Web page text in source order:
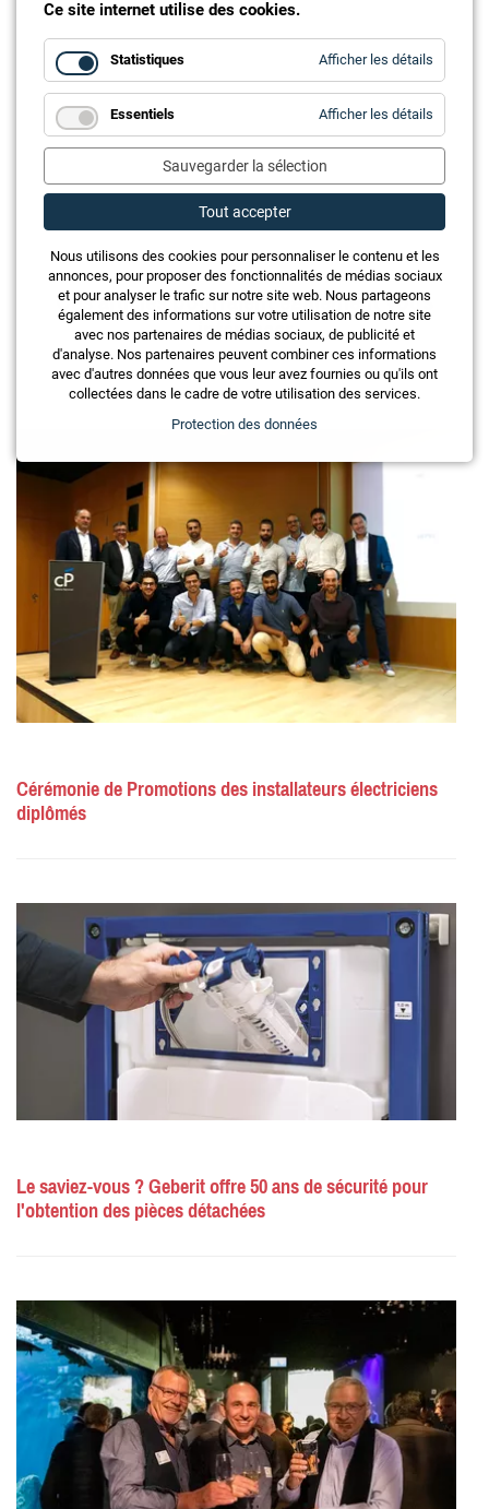
Ces articles pourraient également vous
intéresser
Cérémonie de Promotions des installateurs électriciens
diplômés
Le saviez-vous ? Geberit offre 50 ans de sécurité pour
l'obtention des pièces détachées
Ce site internet utilise des cookies.
Statistiques Afficher les détails
Essentiels Afficher les détails
Sauvegarder la sélection
Tout accepter
Nous utilisons des cookies pour personnaliser le contenu et les
annonces, pour proposer des fonctionnalités de médias sociaux
et pour analyser le trafic sur notre site web. Nous partageons
également des informations sur votre utilisation de notre site
avec nos partenaires de médias sociaux, de publicité et
d'analyse. Nos partenaires peuvent combiner ces informations
avec d'autres données que vous leur avez fournies ou qu'ils ont
collectées dans le cadre de votre utilisation des services.
Protection des données